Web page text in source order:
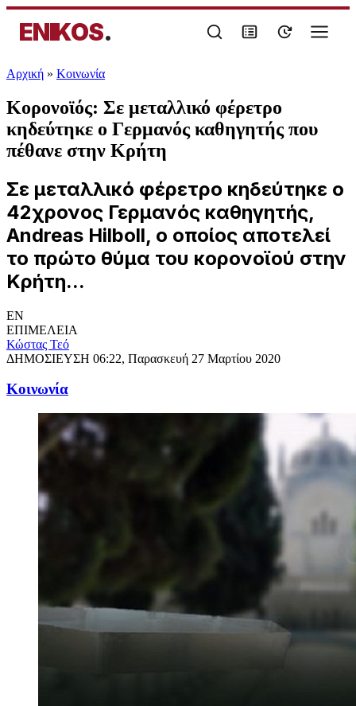
ENIKOS.
Αρχική » Κοινωνία
Κορονοϊός: Σε μεταλλικό φέρετρο
κηδεύτηκε ο Γερμανός καθηγητής που
πέθανε στην Κρήτη
Σε μεταλλικό φέρετρο κηδεύτηκε ο
42χρονος Γερμανός καθηγητής,
Andreas Hilboll, ο οποίος αποτελεί
το πρώτο θύμα του κορoνοϊού στην
Κρήτη...
EN
ΕΠΙΜΕΛΕΙΑ
Κώστας Τεό
ΔΗΜΟΣΙΕΥΣΗ 06:22, Παρασκευή 27 Μαρτίου 2020
Κοινωνία